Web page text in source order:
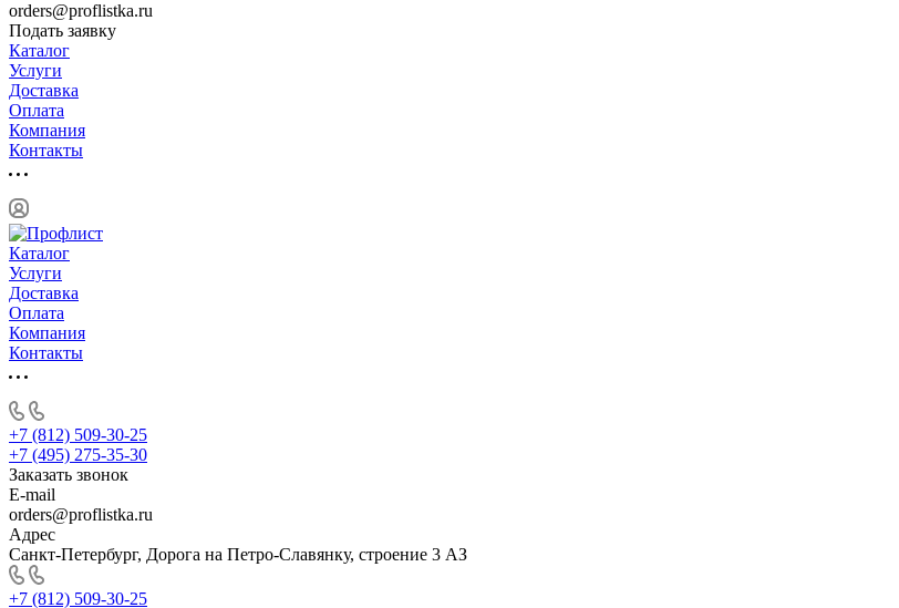
orders@proflistka.ru
Подать заявку
Каталог
Услуги
Доставка
Оплата
Компания
Контакты
Каталог
Услуги
Доставка
Оплата
Компания
Контакты
+7 (812) 509-30-25
+7 (495) 275-35-30
Заказать звонок
E-mail
orders@proflistka.ru
Адрес
Санкт-Петербург, Дорога на Петро-Славянку, строение 3 АЗ
+7 (812) 509-30-25